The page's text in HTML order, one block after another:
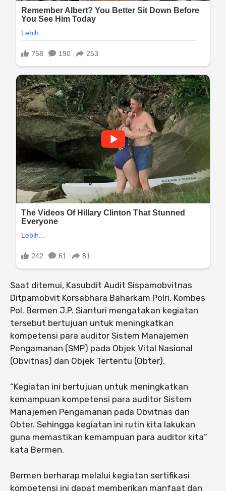
Saat ditemui, ⁠Kasubdit Audit Sispamobvitnas
Ditpamobvit Korsabhara Baharkam Polri, Kombes
Pol. Bermen J.P. Sianturi mengatakan kegiatan
tersebut bertujuan untuk meningkatkan
kompetensi para auditor Sistem Manajemen
Pengamanan (SMP) pada Objek Vital Nasional
(Obvitnas) dan Objek Tertentu (Obter).
“Kegiatan ini bertujuan untuk meningkatkan
kemampuan kompetensi para auditor Sistem
Manajemen Pengamanan pada Obvitnas dan
Obter. Sehingga kegiatan ini rutin kita lakukan
guna memastikan kemampuan para auditor kita”
kata Bermen.
Bermen berharap melalui kegiatan sertifikasi
kompetensi ini dapat memberikan manfaat dan